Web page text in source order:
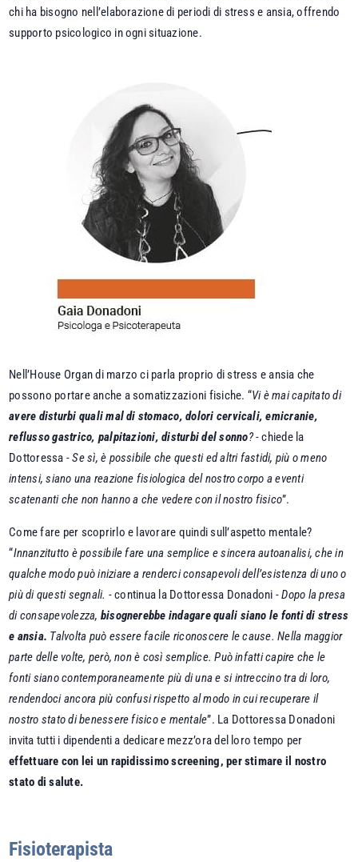
chi ha bisogno nell’elaborazione di periodi di stress e ansia, offrendo
supporto psicologico in ogni situazione.
Nell’House Organ di marzo ci parla proprio di stress e ansia che
possono portare anche a somatizzazioni fisiche. “Vi è mai capitato di
avere disturbi quali mal di stomaco, dolori cervicali, emicranie,
reflusso gastrico, palpitazioni, disturbi del sonno? -chiede la
Dottoressa -Se sì, è possibile che questi ed altri fastidi, più o meno
intensi, siano una reazione fisiologica del nostro corpo a eventi
scatenanti che non hanno a che vedere con il nostro fisico”.
Come fare per scoprirlo e lavorare quindi sull’aspetto mentale?
“Innanzitutto è possibile fare una semplice e sincera autoanalisi, che in
qualche modo può iniziare a renderci consapevoli dell’esistenza di uno o
più di questi segnali. - continua la Dottoressa Donadoni -Dopo la presa
di consapevolezza, bisognerebbe indagare quali siano le fonti di stress
e ansia. Talvolta può essere facile riconoscere le cause. Nella maggior
parte delle volte, però, non è così semplice. Può infatti capire che le
fonti siano contemporaneamente più di una e si intreccino tra di loro,
rendendoci ancora più confusi rispetto al modo in cui recuperare il
nostro stato di benessere fisico e mentale”. La Dottoressa Donadoni
invita tutti i dipendenti a dedicare mezz’ora del loro tempo per
effettuare con lei un rapidissimo screening, per stimare il nostro
stato di salute.
Fisioterapista